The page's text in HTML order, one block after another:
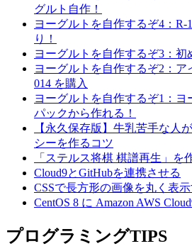
グルト自作！
ヨーグルトを自作するぞ4：
り！
ヨーグルトを自作するぞ3：初
ヨーグルトを自作するぞ2：
014 を購入
ヨーグルトを自作するぞ1：
パックから作れる！
【永久保存版】牛乳苦手な人
シーを作るコツ
「ステルス将棋 棋譜再生」を
Cloud9とGitHubを連携させる
CSSで長方形の画像を丸く表
CentOS 8 に Amazon AWS
プログラミングTIPS